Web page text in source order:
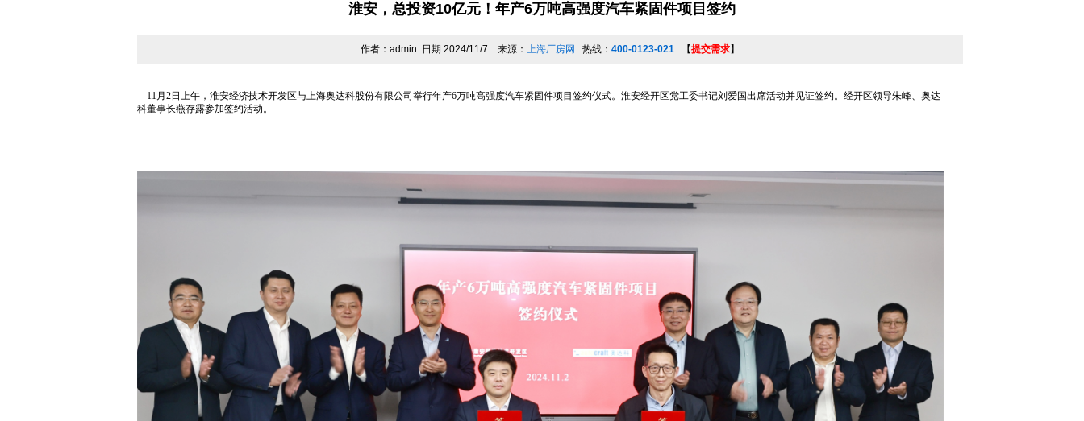
淮安，总投资10亿元！年产6万吨高强度汽车紧固件项目签约
作者：admin 日期:2024/11/7 来源： 上海厂房网 热线： 400-0123-021 【提交需求】
11月2日上午，淮安经济技术开发区与上海奥达科股份有限公司举行年产6万吨高强度汽车紧固件项目签约仪式。淮安经开区党工委书记刘爱国出席活动并见证签约。经开区领导朱峰、奥达
科董事长燕存露参加签约活动。